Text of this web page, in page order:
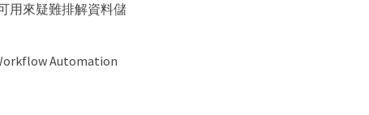
用來疑難排解資料儲
Automation